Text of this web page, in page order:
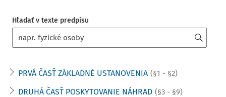
Hľadať v texte predpisu
PRVÁ ČASŤ ZÁKLADNÉ USTANOVENIA (§1 - §2)
DRUHÁ ČASŤ POSKYTOVANIE NÁHRAD (§3 - §9)